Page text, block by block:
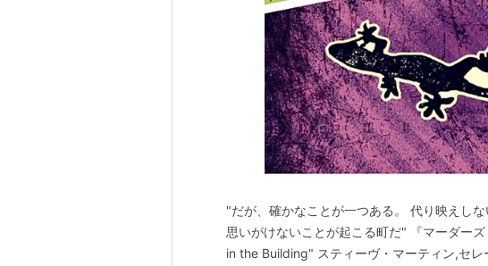
"だが、確かなことが一つある。 代り映えし
思いがけないことが起こる町だ" 『マーダー
in the Building" スティーヴ・マーティン,セレ